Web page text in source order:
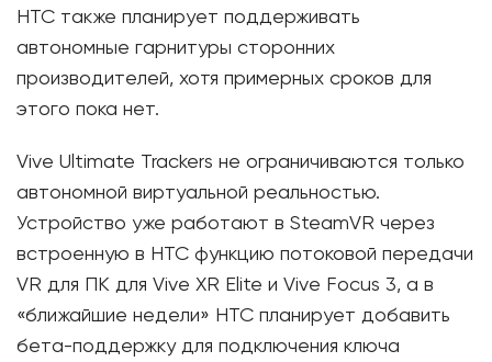
HTC также планирует поддерживать
автономные гарнитуры сторонних
производителей, хотя примерных сроков для
этого пока нет.
Vive Ultimate Trackers не ограничиваются только
автономной виртуальной реальностью.
Устройство уже работают в SteamVR через
встроенную в HTC функцию потоковой передачи
VR для ПК для Vive XR Elite и Vive Focus 3, а в
«ближайшие недели» HTC планирует добавить
бета-поддержку для подключения ключа